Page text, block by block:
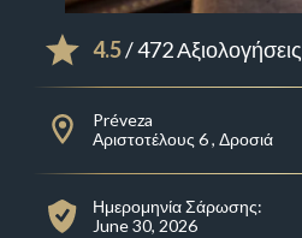
4.5/ 472 Αξιολογήσεις
Préveza
Αριστοτέλους 6 , Δροσιά
Ημερομηνία Σάρωσης:
June 30, 2026